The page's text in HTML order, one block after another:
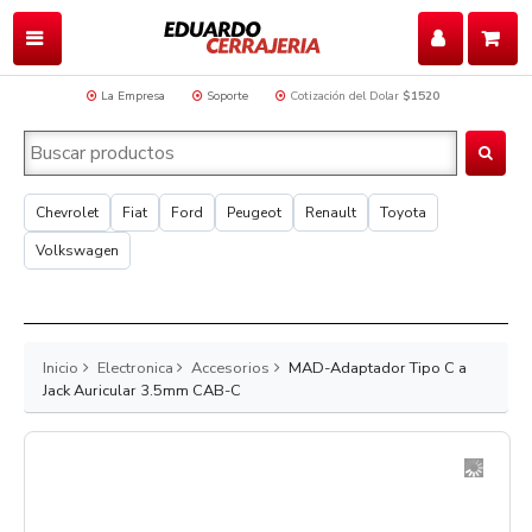
La Empresa Soporte Cotización del Dolar $1520
Chevrolet Fiat Ford Peugeot Renault
Toyota
Volkswagen
Inicio Electronica Accesorios
MAD-Adaptador Tipo C a
Jack Auricular 3.5mm CAB-C